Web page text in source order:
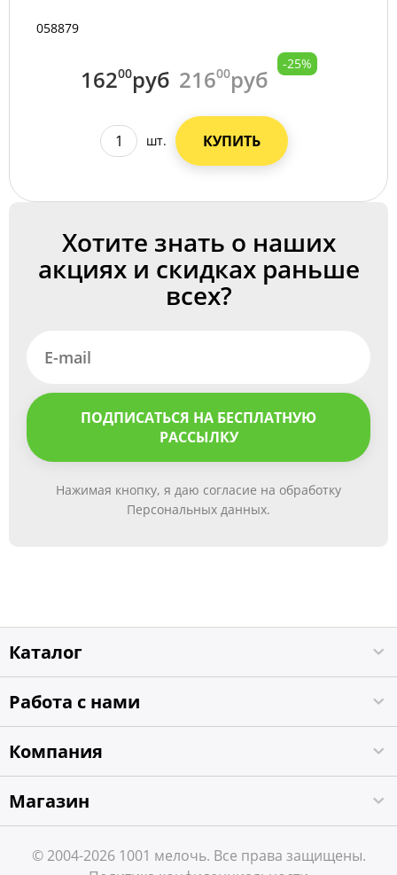
058879
16200руб 21600руб
-25%
шт. КУПИТЬ
Хотите знать о наших
акциях и скидках раньше
всех?
ПОДПИСАТЬСЯ НА БЕСПЛАТНУЮ
РАССЫЛКУ
Нажимая кнопку, я даю согласие на обработку
Персональных данных.
Каталог
Работа с нами
Компания
Магазин
© 2004-2026 1001 мелочь. Все права защищены.